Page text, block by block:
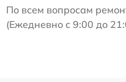
По всем вопросам
(Ежедневно с 9:00 до